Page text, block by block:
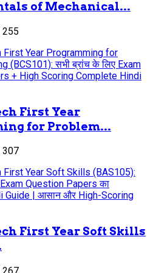
of Mechanical...
255
First Year
for Problem...
307
First Year Soft Skills